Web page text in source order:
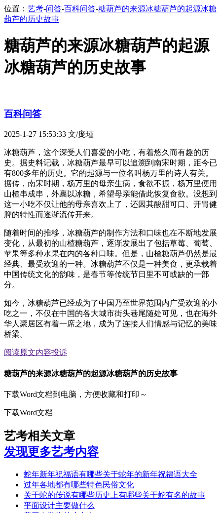
位置： 艺考-问答-百科问答-糖葫芦的来源冰糖葫芦的起源冰糖
葫芦的历史故事
糖葫芦的来源冰糖葫芦的起源
冰糖葫芦的历史故事
百科问答
2025-1-27 15:53:33 文/庞瑾
冰糖葫芦，这个深受人们喜爱的小吃，有着悠久而有趣的历
史。据史料记载，冰糖葫芦最早可以追溯到南宋时期，距今已
有800多年的历史。它的起源与一位名叫杨万里的诗人有关。
据传，南宋时期，杨万里的母亲生病，食欲不振，杨万里便用
山楂串成串，外裹以冰糖，希望母亲能借此恢复食欲。没想到
这一小吃不仅让他的母亲喜欢上了，还因其酸甜可口、开胃健
脾的特性而逐渐流传开来。
随着时间的推移，冰糖葫芦的制作方法和口味也在不断地发展
变化，从最初的山楂糖葫芦，逐渐发展出了包括草莓、葡萄、
苹果等多种水果在内的各种口味。但是，山楂糖葫芦仍然是最
经典、最受欢迎的一种。冰糖葫芦不仅是一种美食，更承载着
中国传统文化的韵味，是春节等传统节日里不可或缺的一部
分。
如今，冰糖葫芦已经成为了中国乃至世界范围内广受欢迎的小
吃之一，不仅在中国的各大城市街头巷尾随处可见，也在海外
华人聚居区有着一席之地，成为了连接人们情感与记忆的美味
桥梁。
阅读原文内容投诉
糖葫芦的来源冰糖葫芦的起源冰糖葫芦的历史故事
下载Word文档到电脑，方便收藏和打印～
下载Word文档
艺考相关文章
发现更多艺考内容
蛇年新年祝福语有哪些关于蛇年的新年祝福语大全
过年各地都有哪些特色民俗文化
关于蛇的传说有哪些历史上有哪些关于蛇有名的故事
平面设计主要做什么